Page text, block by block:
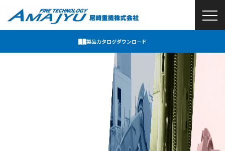
製品カタログダウンロード